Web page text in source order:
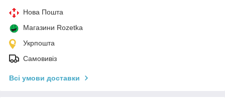
Нова Пошта
Магазини Rozetka
Укрпошта
Самовивіз
Всі умови доставки